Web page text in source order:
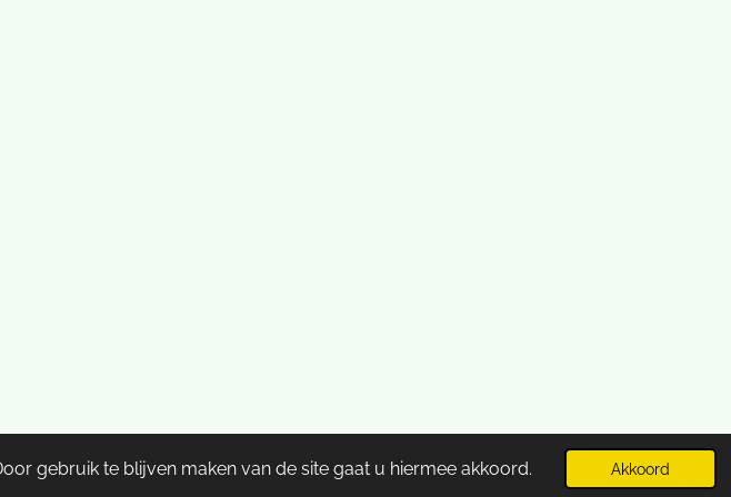
gebruik te blijven maken van de site gaat u hiermee akkoord. Akkoord